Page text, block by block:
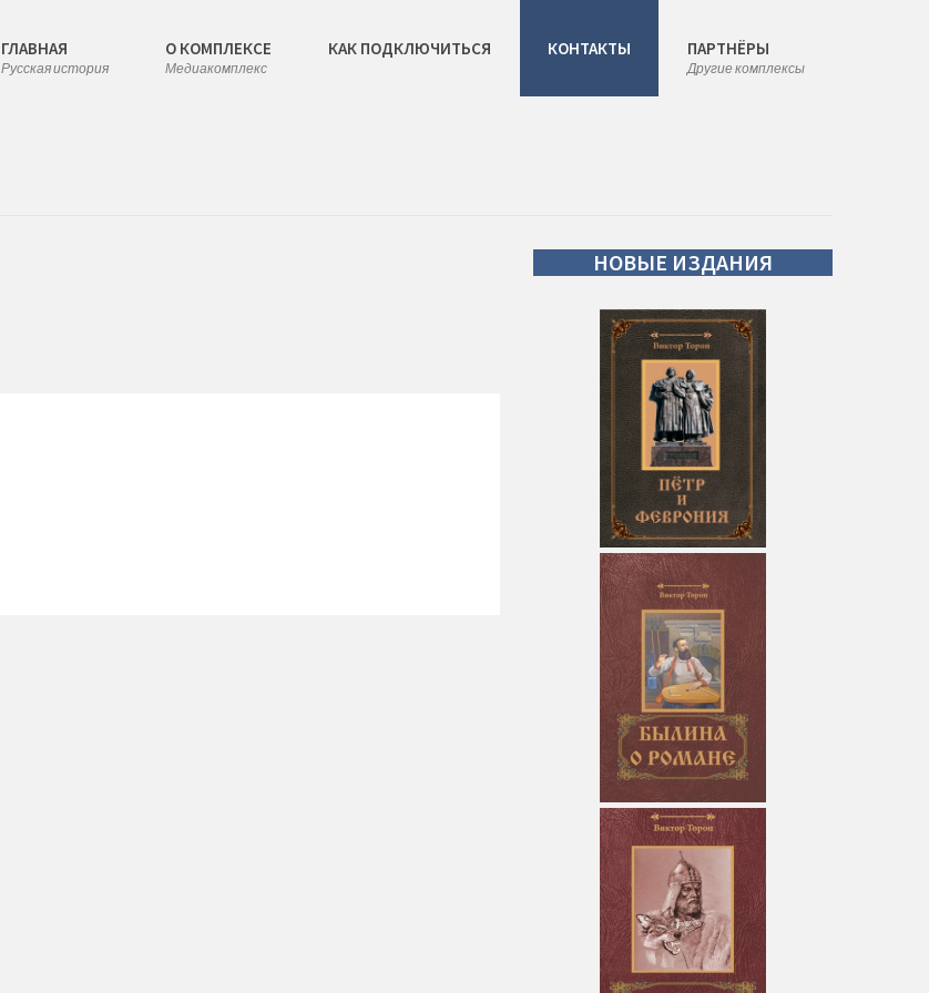
ГЛАВНАЯ
Русская история
О КОМПЛЕКСЕ
Медиакомплекс
КАК ПОДКЛЮЧИТЬСЯ КОНТАКТЫ ПАРТНЁРЫ
Другие комплексы
НОВЫЕ ИЗДАНИЯ